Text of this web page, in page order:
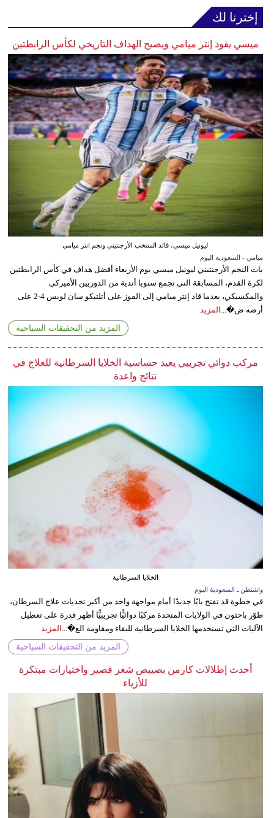
إخترنا لك
ميسي يقود إنتر ميامي ويصبح الهداف التاريخي لكأس الرابطتين
ليونيل ميسي، قائد المنتخب الأرجنتيني ونجم انتر ميامي
ميامي - السعوديه اليوم
بات النجم الأرجنتيني ليونيل ميسي يوم الأربعاء أفضل هداف في كأس الرابطتين
لكرة القدم، المسابقة التي تجمع سنويا أندية من الدوريين الأميركي
والمكسيكي، بعدما قاد إنتر ميامي إلى الفوز على أتلتيكو سان لويس 4-2 على
أرضه ض�... المزيد
المزيد من التحقيقات السياحية
مركب دوائي تجريبي يعيد حساسية الخلايا السرطانية للعلاج في
نتائج واعدة
الخلايا السرطانية
واشنطن ـ السعودية اليوم
في خطوة قد تفتح بابًا جديدًا أمام مواجهة واحد من أكبر تحديات علاج السرطان،
طوّر باحثون في الولايات المتحدة مركبًا دوائيًّا تجريبيًّا أظهر قدرة على تعطيل
الآليات التي تستخدمها الخلايا السرطانية للبقاء ومقاومة الع�...
المزيد
المزيد من التحقيقات السياحية
أحدث إطلالات كارمن بصيبص شعر قصير واختيارات مبتكرة
للأزياء